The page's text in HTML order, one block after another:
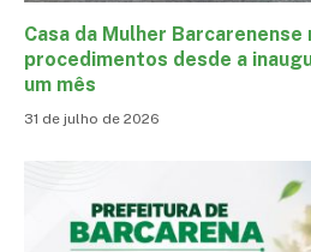
Casa da Mulher
procedimentos desde a
um mês
31 de julho de 2026